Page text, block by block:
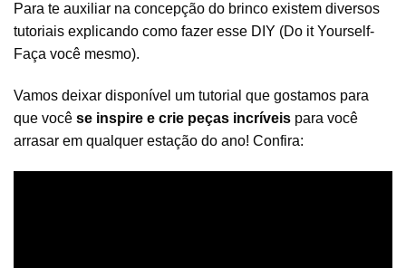
Para te auxiliar na concepção do brinco existem diversos
tutoriais explicando como fazer esse DIY (Do it Yourself-
Faça você mesmo).
Vamos deixar disponível um tutorial que gostamos para
que você se inspire e crie peças incríveis para você
arrasar em qualquer estação do ano! Confira: